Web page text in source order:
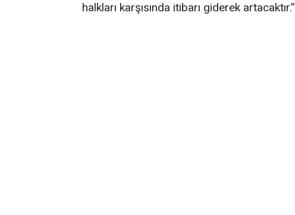
halkları karşısında itibarı giderek artacaktır.”